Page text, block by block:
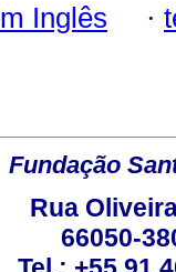
Inglês ·
Fundação
Rua
66050-